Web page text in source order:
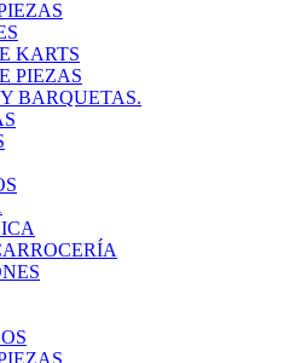
KARTS
PIEZAS
BARQUETAS.